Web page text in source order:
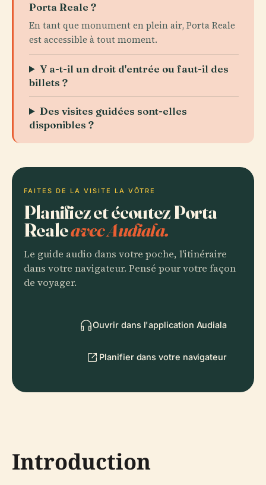
Porta Reale ?
En tant que monument en plein air, Porta Reale
est accessible à tout moment.
Y a-t-il un droit d'entrée ou faut-il des
billets ?
Des visites guidées sont-elles
disponibles ?
FAITES DE LA VISITE LA VÔTRE
Planifiez et écoutez Porta
Realeavec Audiala.
Le guide audio dans votre poche, l'itinéraire
dans votre navigateur. Pensé pour votre façon
de voyager.
Ouvrir dans l'application Audiala
Planifier dans votre navigateur
Introduction